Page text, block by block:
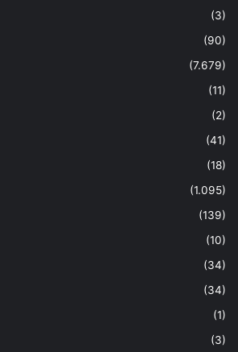
(3)
(90)
(7.679)
(11)
(2)
(41)
(18)
(1.095)
(139)
(10)
(34)
(34)
(1)
(3)